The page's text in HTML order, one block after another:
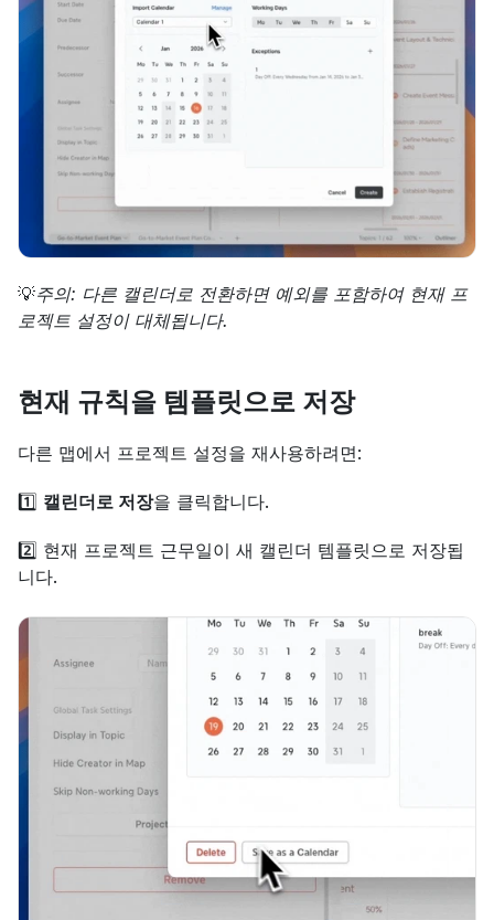
💡주의: 다른 캘린더로 전환하면 예외를 포함하여 현재 프
로젝트 설정이 대체됩니다.
현재 규칙을 템플릿으로 저장
다른 맵에서 프로젝트 설정을 재사용하려면:
1️⃣ 캘린더로 저장을 클릭합니다.
2️⃣ 현재 프로젝트 근무일이 새 캘린더 템플릿으로 저장됩
니다.